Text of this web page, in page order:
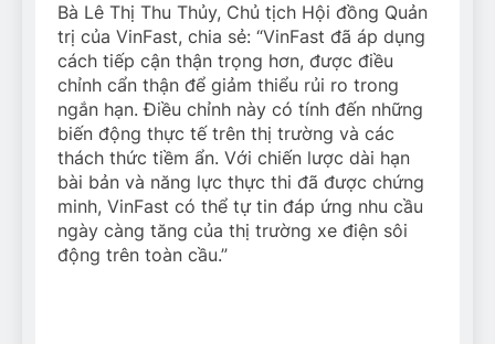
Bà Lê Thị Thu Thủy, Chủ tịch Hội đồng Quản
trị của VinFast, chia sẻ: “VinFast đã áp dụng
cách tiếp cận thận trọng hơn, được điều
chỉnh cẩn thận để giảm thiểu rủi ro trong
ngắn hạn. Điều chỉnh này có tính đến những
biến động thực tế trên thị trường và các
thách thức tiềm ẩn. Với chiến lược dài hạn
bài bản và năng lực thực thi đã được chứng
minh, VinFast có thể tự tin đáp ứng nhu cầu
ngày càng tăng của thị trường xe điện sôi
động trên toàn cầu.”